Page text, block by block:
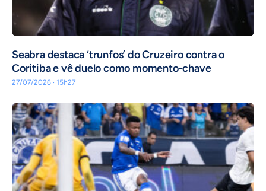
Seabra destaca ‘trunfos’ do Cruzeiro contra o
Coritiba e vê duelo como momento-chave
27/07/2026 · 15h27